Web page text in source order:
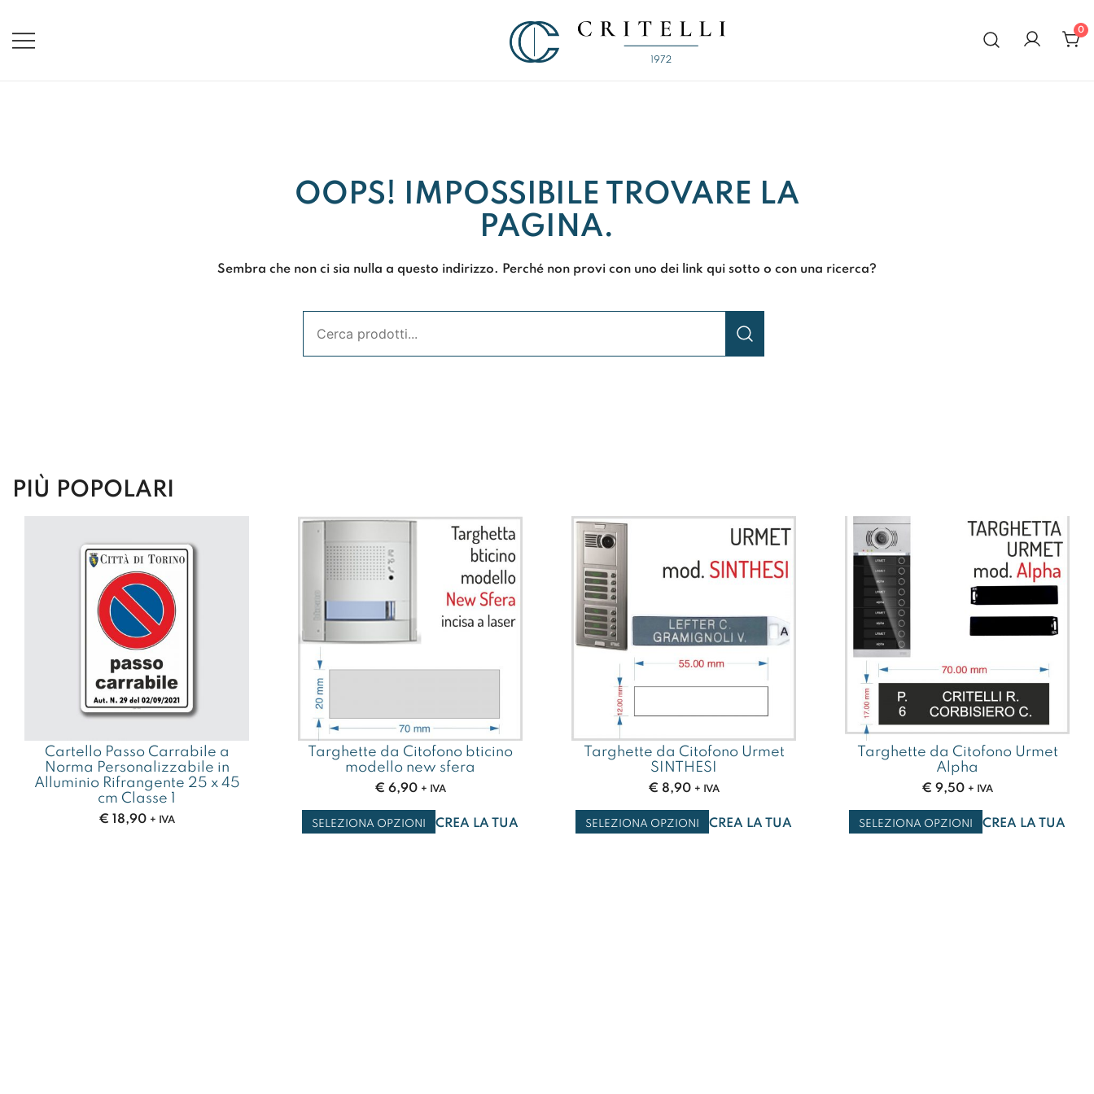
contenuto
0
OOPS! IMPOSSIBILE TROVARE LA
PAGINA.
Sembra che non ci sia nulla a questo indirizzo. Perché non provi con uno dei link qui sotto o con una ricerca?
PIÙ POPOLARI
Cartello Passo Carrabile a
Norma Personalizzabile in
Alluminio Rifrangente 25 x 45
cm Classe 1
€ 18,90 + IVA
Targhette da Citofono bticino
modello new sfera
€ 6,90 + IVA
SELEZIONA OPZIONI
CREA LA TUA
Targhette da Citofono Urmet
SINTHESI
€ 8,90 + IVA
SELEZIONA OPZIONI
CREA LA TUA
Targhette da Citofono Urmet
Alpha
€ 9,50 + IVA
SELEZIONA OPZIONI
CREA LA TUA